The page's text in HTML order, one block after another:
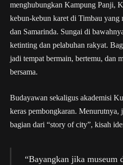
menghubungkan Kampung Panji,
kebun-kebun karet di Timbau
dan Samarinda. Sungai di
ketinting dan pelabuhan rakyat.
jadi tempat bermain, bertemu, dan
bersama.
Budayawan sekaligus akademisi
keras pembongkaran. Menurutnya,
bagian dari “story of city”, kisah
“Bayangkan jika museum